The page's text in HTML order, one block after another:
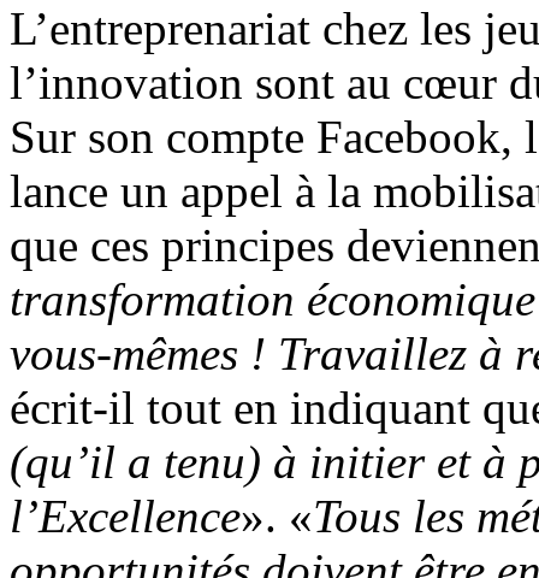
L’entreprenariat chez les
l’innovation sont au cœur
Sur son compte
lance un appel à la
que ces principes
transformation
vous-mêmes ! Travaillez à
écrit-il tout en indiquant
(qu’il a tenu) à initier et à
l’Excellence». «Tous les